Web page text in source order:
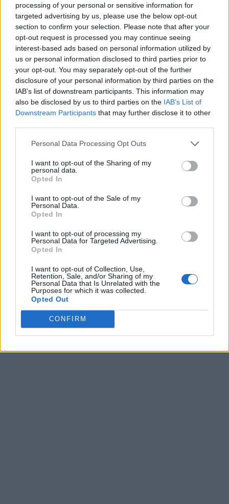
processing of your personal or sensitive information for
targeted advertising by us, please use the below opt-out
section to confirm your selection. Please note that after your
opt-out request is processed you may continue seeing
interest-based ads based on personal information utilized by
us or personal information disclosed to third parties prior to
your opt-out. You may separately opt-out of the further
disclosure of your personal information by third parties on the
IAB’s list of downstream participants. This information may
also be disclosed by us to third parties on the IAB’s List of
Downstream Participants that may further disclose it to other
Personal Data Processing Opt Outs
I want to opt-out of the Sharing of my
personal data.
Opted In
I want to opt-out of the Sale of my
Personal Data.
Opted In
I want to opt-out of processing my
Personal Data for Targeted Advertising.
Opted In
I want to opt-out of Collection, Use,
Retention, Sale, and/or Sharing of my
Personal Data that Is Unrelated with the
Purposes for which it was collected.
Opted Out
CONFIRM